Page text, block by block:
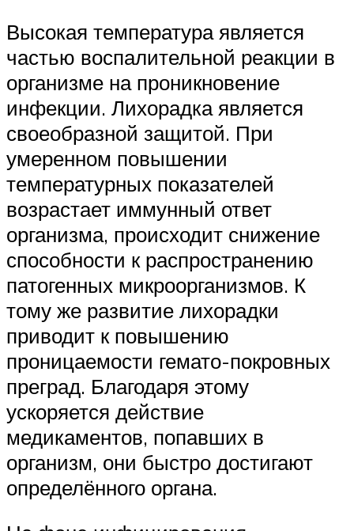
Высокая температура является
частью воспалительной реакции в
организме на проникновение
инфекции. Лихорадка является
своеобразной защитой. При
умеренном повышении
температурных показателей
возрастает иммунный ответ
организма, происходит снижение
способности к распространению
патогенных микроорганизмов. К
тому же развитие лихорадки
приводит к повышению
проницаемости гемато-покровных
преград. Благодаря этому
ускоряется действие
медикаментов, попавших в
организм, они быстро достигают
определённого органа.